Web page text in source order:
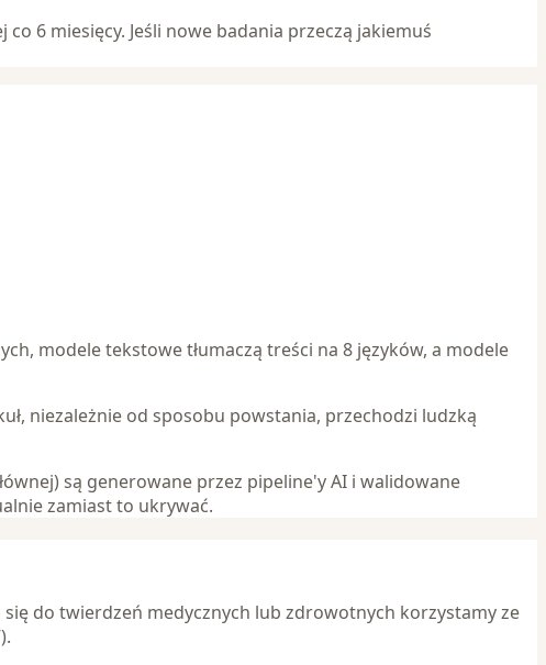
6 miesięcy. Jeśli nowe badania przeczą jakiemuś
modele tekstowe tłumaczą treści na 8 języków, a modele
niezależnie od sposobu powstania, przechodzi ludzką
są generowane przez pipeline'y AI i walidowane
zamiast to ukrywać.
do twierdzeń medycznych lub zdrowotnych korzystamy ze